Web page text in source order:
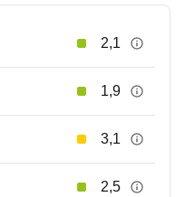
2,1
1,9
3,1
2,5